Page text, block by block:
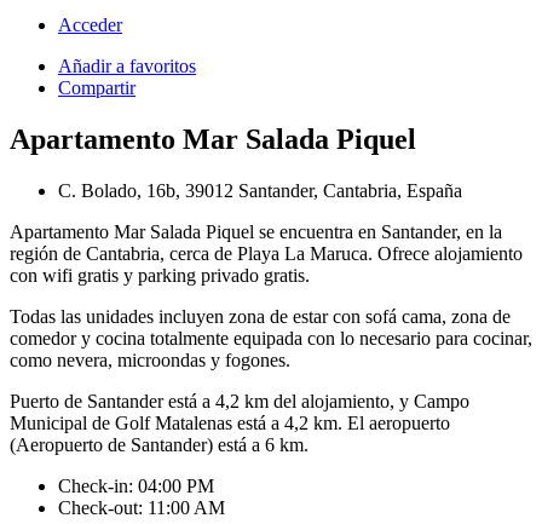
Acceder
Añadir a favoritos
Compartir
Apartamento Mar Salada Piquel
C. Bolado, 16b, 39012 Santander, Cantabria, España
Apartamento Mar Salada Piquel se encuentra en Santander, en la
región de Cantabria, cerca de Playa La Maruca. Ofrece alojamiento
con wifi gratis y parking privado gratis.
Todas las unidades incluyen zona de estar con sofá cama, zona de
comedor y cocina totalmente equipada con lo necesario para cocinar,
como nevera, microondas y fogones.
Puerto de Santander está a 4,2 km del alojamiento, y Campo
Municipal de Golf Matalenas está a 4,2 km. El aeropuerto
(Aeropuerto de Santander) está a 6 km.
Check-in: 04:00 PM
Check-out: 11:00 AM